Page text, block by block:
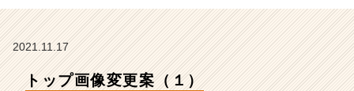
|
2021.11.17
トップ画像変更案（１）